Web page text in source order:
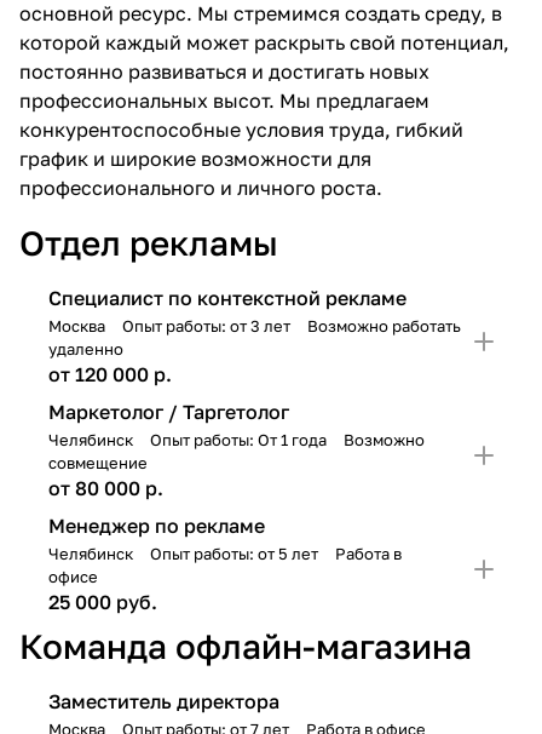
основной ресурс. Мы стремимся создать среду, в
которой каждый может раскрыть свой потенциал,
постоянно развиваться и достигать новых
профессиональных высот. Мы предлагаем
конкурентоспособные условия труда, гибкий
график и широкие возможности для
профессионального и личного роста.
Отдел рекламы
Специалист по контекстной рекламе
Москва Опыт работы: от 3 лет
Возможно работать
удаленно
от 120 000 р.
Маркетолог / Таргетолог
Челябинск Опыт работы: От 1 года
Возможно
совмещение
от 80 000 р.
Менеджер по рекламе
Челябинск Опыт работы: от 5 лет
Работа в
офисе
25 000 руб.
Команда офлайн-магазина
Заместитель директора
Москва Опыт работы: от 7 лет Работа в офисе